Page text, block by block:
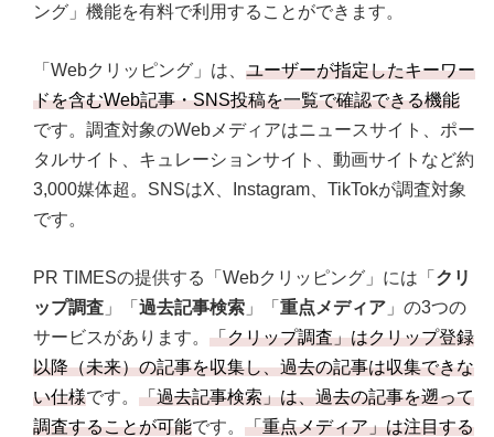
ング」機能を有料で利用することができます。
「Webクリッピング」は、 ユーザーが指定したキーワー
ドを含むWeb記事・SNS投稿を一覧で確認できる機能
です。調査対象のWebメディアはニュースサイト、ポー
タルサイト、キュレーションサイト、動画サイトなど約
3,000媒体超。SNSはX、Instagram、TikTokが調査対象
です。
PR TIMESの提供する「Webクリッピング」には「 クリ
ップ調査 」「 過去記事検索 」「 重点メディア 」の3つの
サービスがあります。 「クリップ調査」はクリップ登録
以降（未来）の記事を収集し、過去の記事は収集できな
い仕様です。 「過去記事検索」は、過去の記事を遡って
調査することが可能です。 「重点メディア」は注目する